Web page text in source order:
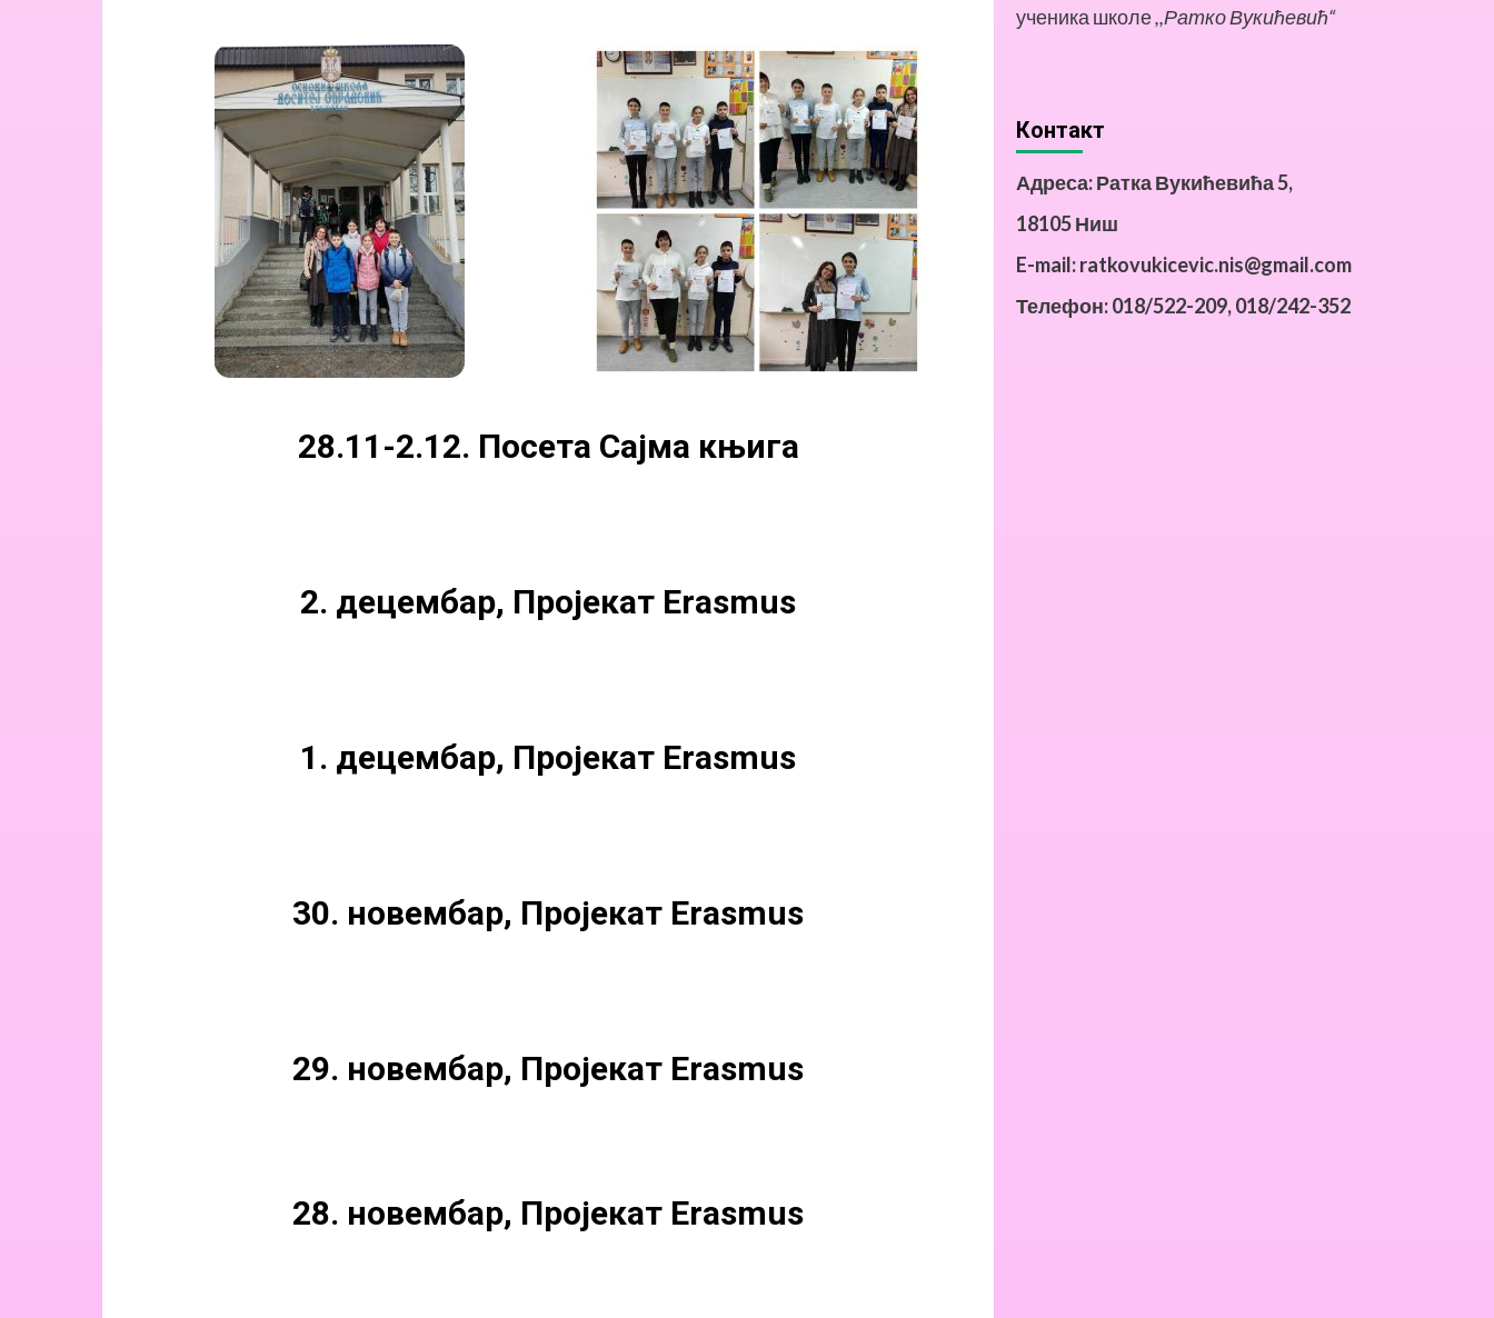
28.11-2.12. Посета Сајма књига
2. децембар, Пројекат Erasmus
1. децембар, Пројекат Erasmus
30. новембар, Пројекат Erasmus
29. новембар, Пројекат Erasmus
28. новембар, Пројекат Erasmus
ученика школе,,Ратко Вукићевић“
Контакт
Адреса: Ратка Вукићевића 5,
18105 Ниш
E-mail: ratkovukicevic.nis@gmail.com
Телефон: 018/522-209,018/242-352